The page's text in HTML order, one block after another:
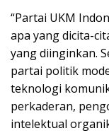
“Partai UKM
apa yang dicita-
yang diinginkan.
partai politik
teknologi
perkaderan,
intelektual